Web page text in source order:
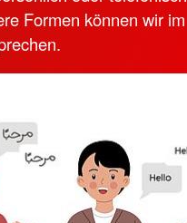
Formen können wir im